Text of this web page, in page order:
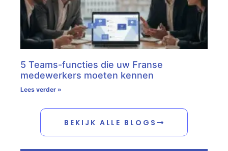
5 Teams-functies die uw Franse
medewerkers moeten kennen
Lees verder »
BEKIJK ALLE BLOGS